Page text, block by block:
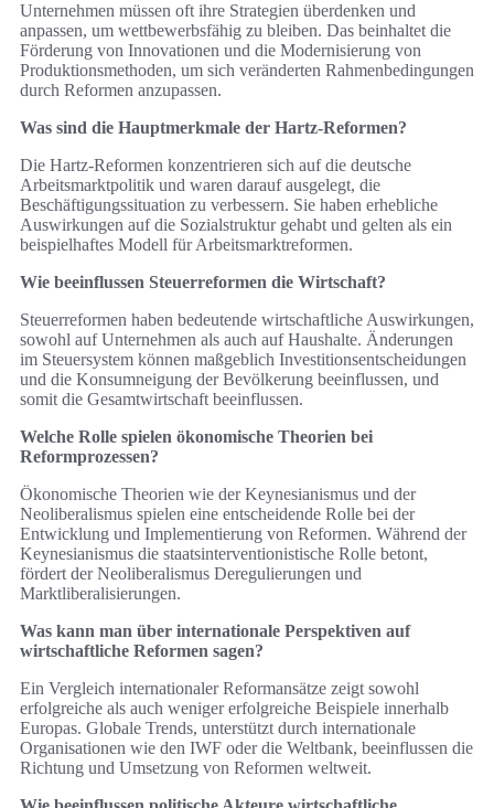
Unternehmen müssen oft ihre Strategien überdenken und
anpassen, um wettbewerbsfähig zu bleiben. Das beinhaltet die
Förderung von Innovationen und die Modernisierung von
Produktionsmethoden, um sich veränderten Rahmenbedingungen
durch Reformen anzupassen.
Was sind die Hauptmerkmale der Hartz-Reformen?
Die Hartz-Reformen konzentrieren sich auf die deutsche
Arbeitsmarktpolitik und waren darauf ausgelegt, die
Beschäftigungssituation zu verbessern. Sie haben erhebliche
Auswirkungen auf die Sozialstruktur gehabt und gelten als ein
beispielhaftes Modell für Arbeitsmarktreformen.
Wie beeinflussen Steuerreformen die Wirtschaft?
Steuerreformen haben bedeutende wirtschaftliche Auswirkungen,
sowohl auf Unternehmen als auch auf Haushalte. Änderungen
im Steuersystem können maßgeblich Investitionsentscheidungen
und die Konsumneigung der Bevölkerung beeinflussen, und
somit die Gesamtwirtschaft beeinflussen.
Welche Rolle spielen ökonomische Theorien bei
Reformprozessen?
Ökonomische Theorien wie der Keynesianismus und der
Neoliberalismus spielen eine entscheidende Rolle bei der
Entwicklung und Implementierung von Reformen. Während der
Keynesianismus die staatsinterventionistische Rolle betont,
fördert der Neoliberalismus Deregulierungen und
Marktliberalisierungen.
Was kann man über internationale Perspektiven auf
wirtschaftliche Reformen sagen?
Ein Vergleich internationaler Reformansätze zeigt sowohl
erfolgreiche als auch weniger erfolgreiche Beispiele innerhalb
Europas. Globale Trends, unterstützt durch internationale
Organisationen wie den IWF oder die Weltbank, beeinflussen die
Richtung und Umsetzung von Reformen weltweit.